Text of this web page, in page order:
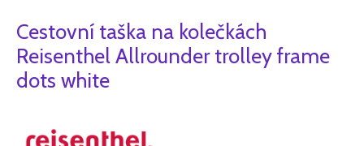
Cestovní taška na kolečkách
Reisenthel Allrounder trolley frame
dots white